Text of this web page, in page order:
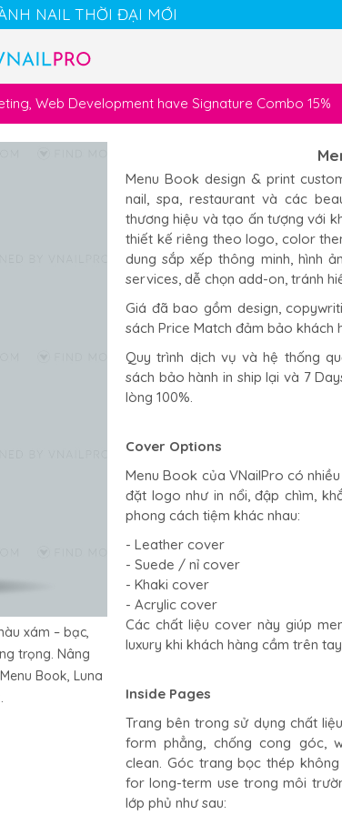
NAIL THỜI ĐẠI MỚI
Account
Web Development have Signature Combo 15%
xám – bạc,
trọng. Nâng
Book, Luna
Menu Book design & print
nail, spa, restaurant và các
thương hiệu và tạo ấn tượng với
thiết kế riêng theo logo, color
dung sắp xếp thông minh, hình
services, dễ chọn add-on, tránh
Giá đã bao gồm design,
sách Price Match đảm bảo khách
Quy trình dịch vụ và hệ thống
sách bảo hành in ship lại và 7
lòng 100%.
Cover Options
Menu Book của VNailPro có
đặt logo như in nổi, đập chìm,
phong cách tiệm khác nhau:
- Leather cover
- Suede / nỉ cover
- Khaki cover
- Acrylic cover
Các chất liệu cover này giúp
luxury khi khách hàng cầm trên
Inside Pages
Trang bên trong sử dụng chất
form phẳng, chống cong góc,
clean. Góc trang bọc thép
for long-term use trong môi
lớp phủ như sau: